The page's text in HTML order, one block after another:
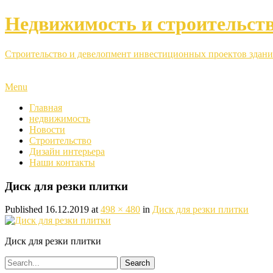
Недвижимость и
Строительство и девелопмент инвестиционных проектов
Menu
Главная
недвижимость
Новости
Строительство
Дизайн интерьера
Наши контакты
Диск для резки плитки
Published 16.12.2019 at 498 × 480 in Диск для резки плитки
Диск для резки плитки